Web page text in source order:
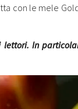
con le mele
In